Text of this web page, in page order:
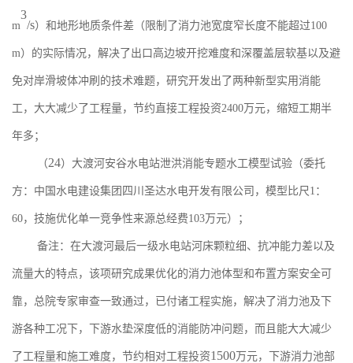
m
3
/s）和地形地质条件差（限制了消力池宽度窄长度不能超过100
m）的实际情况，解决了出口高边坡开挖难度和深覆盖层软基以及避
免对岸滑坡体冲刷的技术难题，研究开发出了两种新型实用消能
工，大大减少了工程量，节约直接工程投资2400万元，缩短工期半
年多；
（24）大渡河安谷水电站泄洪消能专题水工模型试验（委托
方：中国水电建设集团四川圣达水电开发有限公司，模型比尺 1 ：
60，技施优化单一竞争性来源总经费103万元）；
备注：在大渡河最后一级水电站河床颗粒细 、 抗冲能力差以及
流量大的特点，该项研究成果优化的消力池体型和布置方案安全可
靠，总院专家审查一致通过，已付诸工程实施，解决了消力池及下
游各种工况下， 下游水垫深度低的消能防冲问题，而且能大大减少
了工程量和施工难度，节约相对工程投资1500万元，下游消力池部